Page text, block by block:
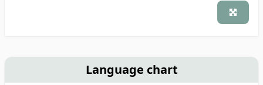
Language chart